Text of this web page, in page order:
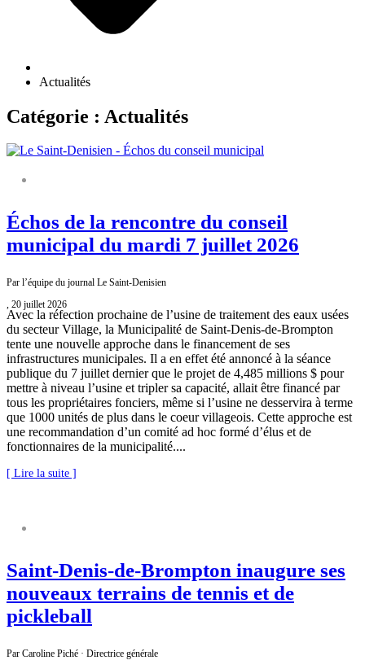
Actualités
Catégorie : Actualités
Échos de la rencontre du conseil
municipal du mardi 7 juillet 2026
Par l’équipe du journal Le Saint-Denisien
, 20 juillet 2026
Avec la réfection prochaine de l’usine de traitement des eaux usées
du secteur Village, la Municipalité de Saint-Denis-de-Brompton
tente une nouvelle approche dans le financement de ses
infrastructures municipales. Il a en effet été annoncé à la séance
publique du 7 juillet dernier que le projet de 4,485 millions $ pour
mettre à niveau l’usine et tripler sa capacité, allait être financé par
tous les propriétaires fonciers, même si l’usine ne desservira à terme
que 1000 unités de plus dans le coeur villageois. Cette approche est
une recommandation d’un comité ad hoc formé d’élus et de
fonctionnaires de la municipalité....
[ Lire la suite ]
Saint‑Denis‑de‑Brompton inaugure ses
nouveaux terrains de tennis et de
pickleball
Par Caroline Piché · Directrice générale